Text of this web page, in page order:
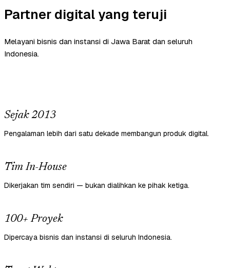
Partner digital yang teruji
Melayani bisnis dan instansi di Jawa Barat dan seluruh
Indonesia.
Sejak 2013
Pengalaman lebih dari satu dekade membangun produk digital.
Tim In-House
Dikerjakan tim sendiri — bukan dialihkan ke pihak ketiga.
100+ Proyek
Dipercaya bisnis dan instansi di seluruh Indonesia.